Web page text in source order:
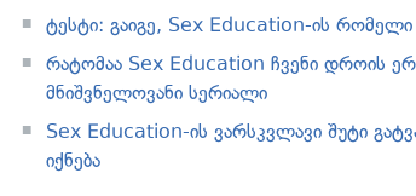
ტესტი: გაიგე, Sex Education-ის რომელი
რატომაა Sex Education ჩვენი დროის
მნიშვნელოვანი სერიალი
Sex Education-ის ვარსკვლავი შუტი
იქნება